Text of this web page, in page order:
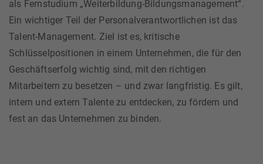
als Fernstudium „Weiterbildung-Bildungsmanagement“.
Ein wichtiger Teil der Personalverantwortlichen ist das
Talent-Management. Ziel ist es, kritische
Schlüsselpositionen in einem Unternehmen, die für den
Geschäftserfolg wichtig sind, mit den richtigen
Mitarbeitern zu besetzen – und zwar langfristig. Es gilt,
intern und extern Talente zu entdecken, zu fördern und
fest an das Unternehmen zu binden.